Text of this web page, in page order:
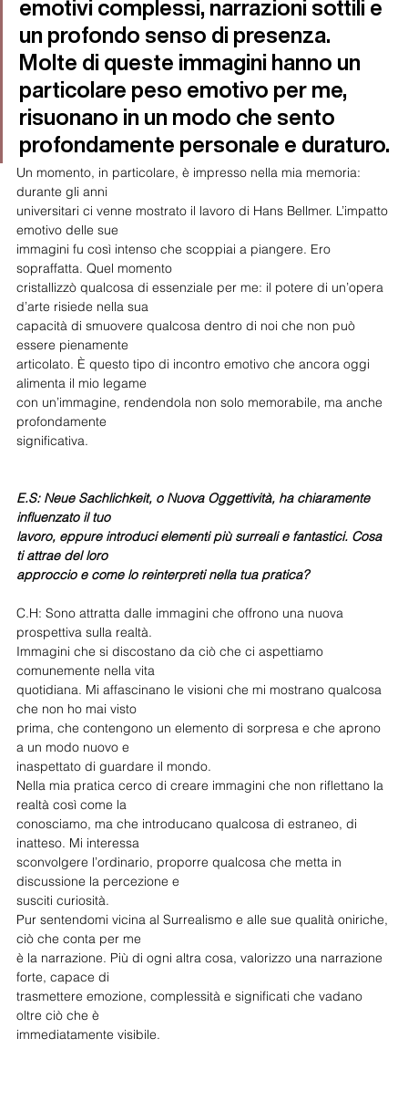
emotivi complessi, narrazioni sottili e
un profondo senso di presenza.
Molte di queste immagini hanno un
particolare peso emotivo per me,
risuonano in un modo che sento
profondamente personale e duraturo.
Un momento, in particolare, è impresso nella mia memoria:
durante gli anni
universitari ci venne mostrato il lavoro di Hans Bellmer. L’impatto
emotivo delle sue
immagini fu così intenso che scoppiai a piangere. Ero
sopraffatta. Quel momento
cristallizzò qualcosa di essenziale per me: il potere di un’opera
d’arte risiede nella sua
capacità di smuovere qualcosa dentro di noi che non può
essere pienamente
articolato. È questo tipo di incontro emotivo che ancora oggi
alimenta il mio legame
con un’immagine, rendendola non solo memorabile, ma anche
profondamente
significativa.
E.S: Neue Sachlichkeit, o Nuova Oggettività, ha chiaramente
influenzato il tuo
lavoro, eppure introduci elementi più surreali e fantastici. Cosa
ti attrae del loro
approccio e come lo reinterpreti nella tua pratica?
C.H: Sono attratta dalle immagini che offrono una nuova
prospettiva sulla realtà.
Immagini che si discostano da ciò che ci aspettiamo
comunemente nella vita
quotidiana. Mi affascinano le visioni che mi mostrano qualcosa
che non ho mai visto
prima, che contengono un elemento di sorpresa e che aprono
a un modo nuovo e
inaspettato di guardare il mondo.
Nella mia pratica cerco di creare immagini che non riflettano la
realtà così come la
conosciamo, ma che introducano qualcosa di estraneo, di
inatteso. Mi interessa
sconvolgere l’ordinario, proporre qualcosa che metta in
discussione la percezione e
susciti curiosità.
Pur sentendomi vicina al Surrealismo e alle sue qualità oniriche,
ciò che conta per me
è la narrazione. Più di ogni altra cosa, valorizzo una narrazione
forte, capace di
trasmettere emozione, complessità e significati che vadano
oltre ciò che è
immediatamente visibile.